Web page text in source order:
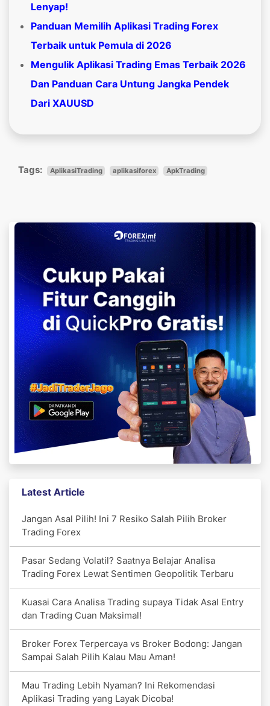
Lenyap!
Panduan Memilih Aplikasi Trading Forex
Terbaik untuk Pemula di 2026
Mengulik Aplikasi Trading Emas Terbaik 2026
Dan Panduan Cara Untung Jangka Pendek
Dari XAUUSD
Tags: AplikasiTrading aplikasiforex ApkTrading
Latest Article
Jangan Asal Pilih! Ini 7 Resiko Salah Pilih Broker
Trading Forex
Pasar Sedang Volatil? Saatnya Belajar Analisa
Trading Forex Lewat Sentimen Geopolitik Terbaru
Kuasai Cara Analisa Trading supaya Tidak Asal Entry
dan Trading Cuan Maksimal!
Broker Forex Terpercaya vs Broker Bodong: Jangan
Sampai Salah Pilih Kalau Mau Aman!
Mau Trading Lebih Nyaman? Ini Rekomendasi
Aplikasi Trading yang Layak Dicoba!